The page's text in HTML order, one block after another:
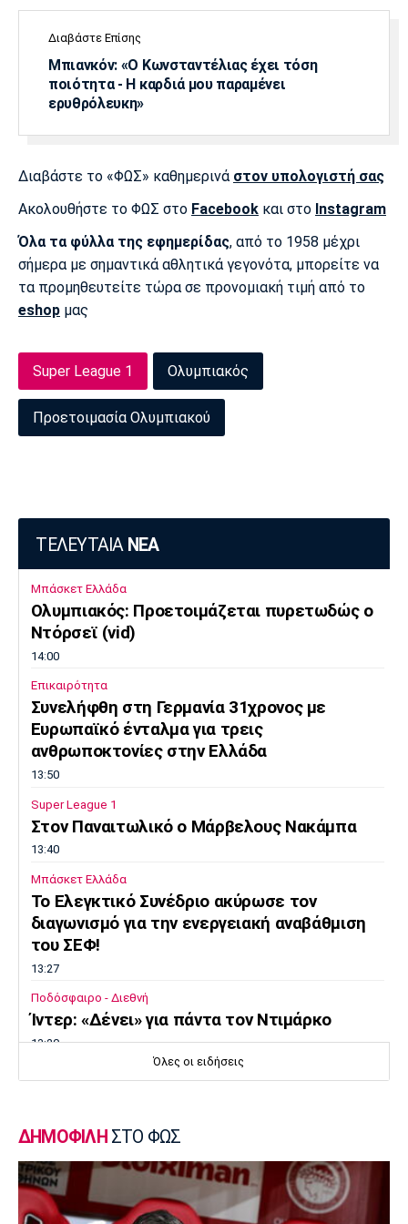
Διαβάστε Επίσης
Μπιανκόν: «Ο Κωνσταντέλιας έχει τόση
ποιότητα - Η καρδιά μου παραμένει
ερυθρόλευκη»
Διαβάστε το «ΦΩΣ» καθημερινά στον υπολογιστή σας
Ακολουθήστε το ΦΩΣ στο Facebook και στο Instagram
Όλα τα φύλλα της εφημερίδας, από το 1958 μέχρι
σήμερα με σημαντικά αθλητικά γεγονότα, μπορείτε να
τα προμηθευτείτε τώρα σε προνομιακή τιμή από το
eshop μας
Super League 1 Ολυμπιακός
Προετοιμασία Ολυμπιακού
ΤΕΛΕΥΤΑΙΑ ΝΕΑ
Μπάσκετ Ελλάδα
Ολυμπιακός: Προετοιμάζεται πυρετωδώς ο
Ντόρσεϊ (vid)
14:00
Επικαιρότητα
Συνελήφθη στη Γερμανία 31χρονος με
Ευρωπαϊκό ένταλμα για τρεις
ανθρωποκτονίες στην Ελλάδα
13:50
Super League 1
Στον Παναιτωλικό ο Μάρβελους Νακάμπα
13:40
Μπάσκετ Ελλάδα
Το Ελεγκτικό Συνέδριο ακύρωσε τον
διαγωνισμό για την ενεργειακή αναβάθμιση
του ΣΕΦ!
13:27
Ποδόσφαιρο - Διεθνή
Ίντερ: «Δένει» για πάντα τον Ντιμάρκο
13:20
13:10
Μπάσκετ Ελλάδα
Επέστρεψε στην Καρδίτσα ο Οκόρο
13:00
Όλες οι ειδήσεις
ΔΗΜΟΦΙΛΗ ΣΤΟ ΦΩΣ